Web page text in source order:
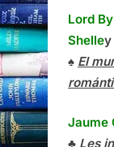
Lord
Shelley
♠ El
Jaume
♣ Les